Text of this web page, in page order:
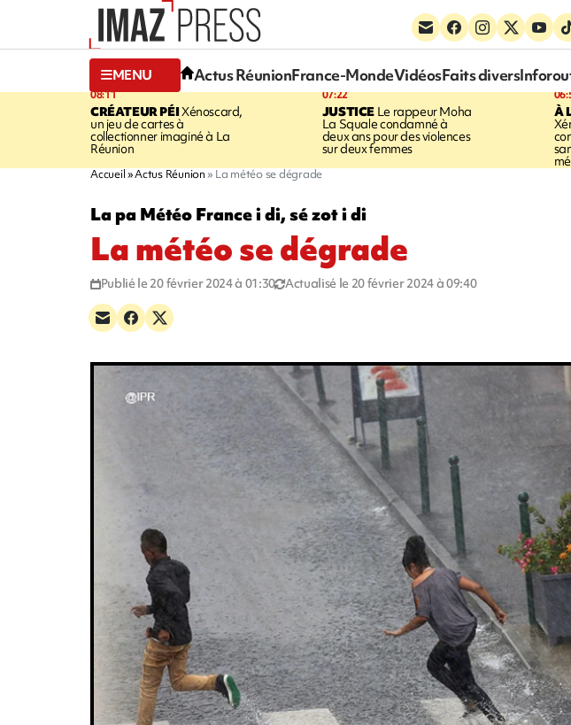
MENU Actus RéunionFrance-MondeVidéosFaits divers
08:11
CRÉATEUR PÉIXénoscard,
un jeu de cartes à
collectionner imaginé à La
Réunion
07:22
JUSTICE Le rappeur Moha
La Squale condamné à
deux ans pour des violences
sur deux femmes
À
Accueil Actus Réunion La météo se dégrade
La pa Météo France i di, sé zot i di
La météo se dégrade
Publié le 20 février 2024 à 01:30 Actualisé le 20 février 2024 à 09:40